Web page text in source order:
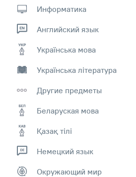
Информатика
Английский язык
Українська мова
Українська література
Другие предметы
Беларуская мова
Қазақ тiлi
Немецкий язык
Окружающий мир